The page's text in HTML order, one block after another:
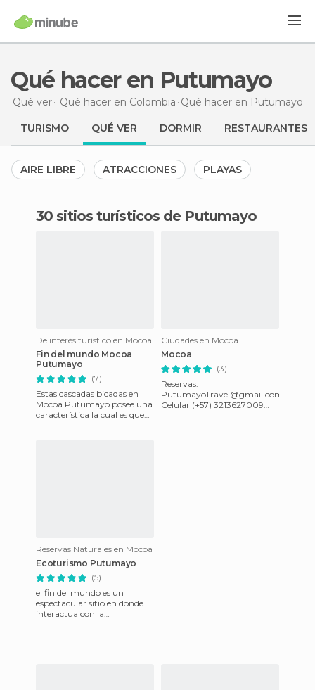
Qué hacer en Putumayo
Qué ver Qué hacer en Colombia Qué hacer en Putumayo
TURISMO QUÉ VER DORMIR RESTAURANTES
AIRE LIBRE ATRACCIONES PLAYAS
30 sitios turísticos de Putumayo
De interés turístico en Mocoa
Fin del mundo Mocoa
Putumayo
(7)
Estas cascadas bicadas en
Mocoa Putumayo posee una
característica la cual es que
Ciudades en Mocoa
Mocoa
(3)
Reservas:
PutumayoTravel@gmail.com
Celular (+57) 3213627009
Reservas Naturales en Mocoa
Ecoturismo Putumayo
(5)
el fin del mundo es un
espectacular sitio en donde
interactua con la